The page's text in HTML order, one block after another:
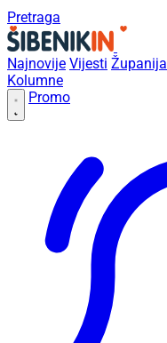
Pretraga
Najnovije Vijesti Županija
Kolumne
Promo